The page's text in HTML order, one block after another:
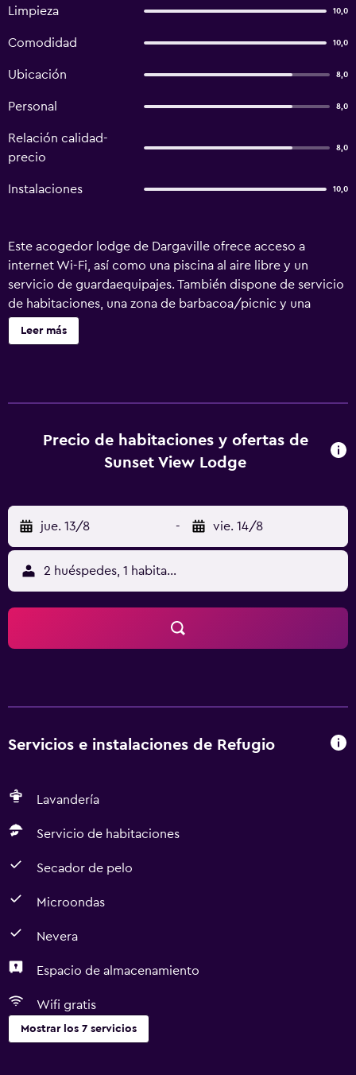
Limpieza 10,0
Comodidad 10,0
Ubicación 8,0
Personal 8,0
Relación calidad-
precio
8,0
Instalaciones 10,0
Este acogedor lodge de Dargaville ofrece acceso a
internet Wi-Fi, así como una piscina al aire libre y un
servicio de guardaequipajes. También dispone de servicio
de habitaciones, una zona de barbacoa/picnic y una
biblioteca. Los huéspedes pueden disfrutar de gran
cantidad de instalaciones y servicios, tales como una
Leer más
Precio de habitaciones y ofertas de
Sunset View Lodge
jue. 13/8 - vie. 14/8
2 huéspedes, 1 habitación
Servicios e instalaciones de Refugio
Lavandería
Servicio de habitaciones
Secador de pelo
Microondas
Nevera
Espacio de almacenamiento
Wifi gratis
Mostrar los 7 servicios